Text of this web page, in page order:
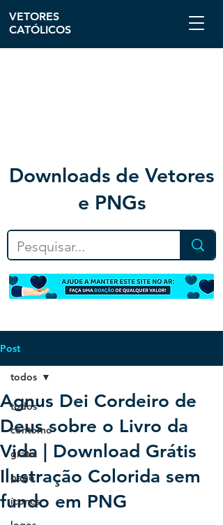
Downloads de Vetores
e PNGs
VETORES
CATÓLICOS
Post
todos
contorno
grátis
pago
ícones
todos
Agnus Dei Cordeiro de
Deus sobre o Livro da
Vida | Download Grátis
Ilustração Colorida sem
fundo em PNG